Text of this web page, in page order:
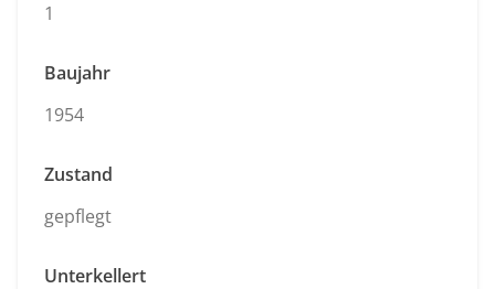
1
Baujahr
1954
Zustand
gepflegt
Unterkellert